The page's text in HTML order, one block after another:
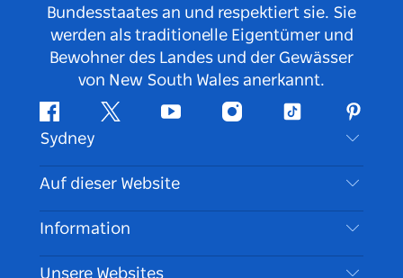
Bundesstaates an und respektiert sie. Sie
werden als traditionelle Eigentümer und
Bewohner des Landes und der Gewässer
von New South Wales anerkannt.
FacebookTwitter YouTubeInstagramTikTok
Sydney
Kontaktieren Sie uns
Haftungsausschluss
Auf dieser Website
Reiseziele
Aktivitäten
Information
Reiseinformationen
Unsere Websites